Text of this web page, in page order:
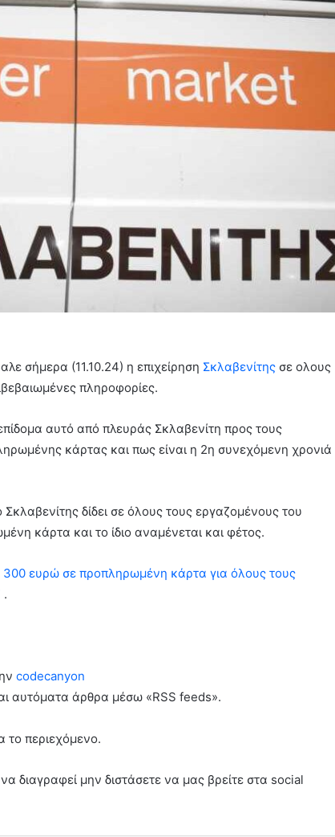
σήμερα (11.10.24) η επιχείρηση Σκλαβενίτης σε ολους
πληροφορίες.
αυτό από πλευράς Σκλαβενίτη προς τους
κάρτας και πως είναι η 2η συνεχόμενη χρονιά
δίδει σε όλους τους εργαζομένους του
κάρτα και το ίδιο αναμένεται και φέτος.
300 ευρώ σε προπληρωμένη κάρτα για όλους τους
.
codecanyon
αυτόματα άρθρα μέσω «RSS feeds».
το περιεχόμενο.
διαγραφεί μην διστάσετε να μας βρείτε στα social